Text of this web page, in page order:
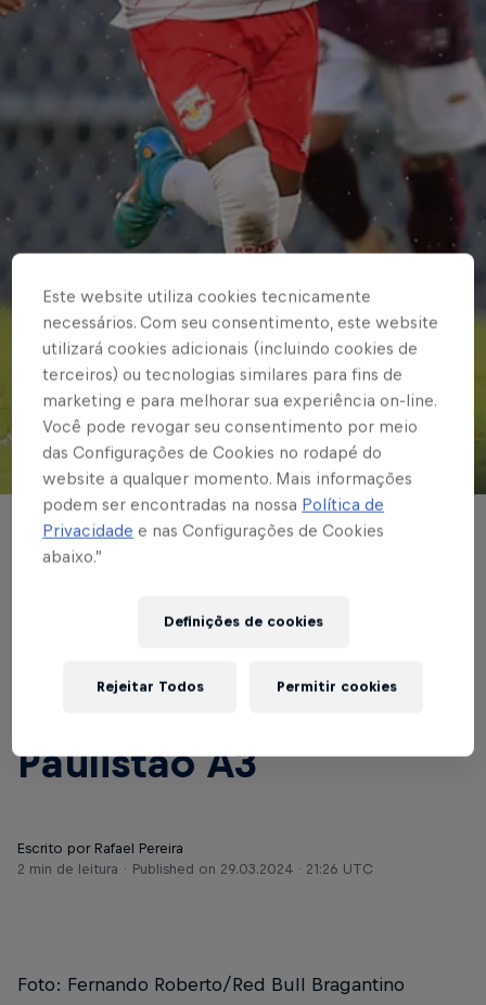
© Red Bull Bragantino
FUTEBOL MASCULINO
recebe o Grêmio
Prudente pela ida das
Paulistão A3
Escrito por Rafael Pereira
2 min de leitura
Published on 29.03.2024 · 21:26 UTC
Foto: Fernando Roberto/Red Bull Bragantino
Este website utiliza cookies tecnicamente
necessários. Com seu consentimento, este website
utilizará cookies adicionais (incluindo cookies de
terceiros) ou tecnologias similares para fins de
marketing e para melhorar sua experiência on-line.
Você pode revogar seu consentimento por meio
das Configurações de Cookies no rodapé do
website a qualquer momento. Mais informações
podem ser encontradas na nossa Política de
Privacidade e nas Configurações de Cookies
abaixo.”
Definições de cookies
Rejeitar Todos Permitir cookies